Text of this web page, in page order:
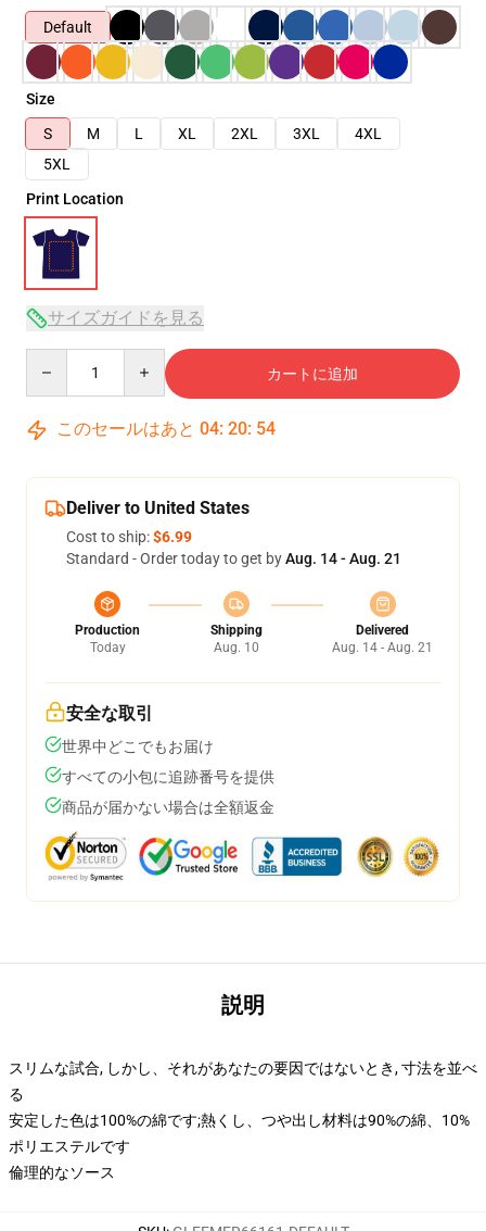
Default
Size
S
M L XL 2XL 3XL
4XL
5XL
Print Location
サイズガイドを見る
カートに追加
このセールはあと 04: 20: 54
Deliver to United States
Cost to ship:$6.99
Standard - Order today to get byAug. 14 - Aug. 21
Production
Today
Shipping
Aug. 10
Delivered
Aug. 14 - Aug. 21
安全な取引
世界中どこでもお届け
すべての小包に追跡番号を提供
商品が届かない場合は全額返金
説明
スリムな試合, しかし、それがあなたの要因ではないとき, 寸法を並べ
る
安定した色は100%の綿です;熱くし、つや出し材料は90%の綿、10%
ポリエステルです
倫理的なソース